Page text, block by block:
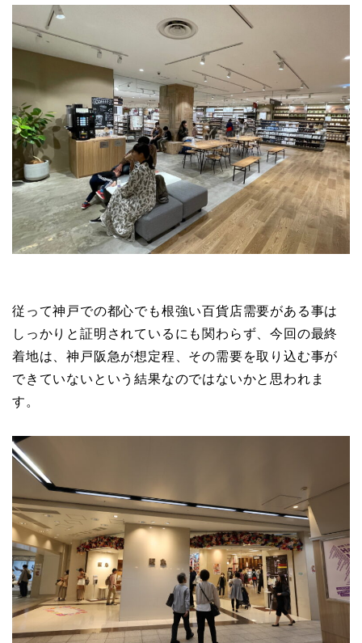
従って神戸での都心でも根強い百貨店需要がある事は
しっかりと証明されているにも関わらず、今回の最終
着地は、神戸阪急が想定程、その需要を取り込む事が
できていないという結果なのではないかと思われま
す。